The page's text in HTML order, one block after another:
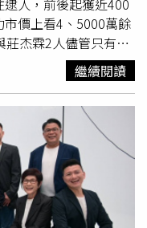
。出國工作不一定代表
外從事基層工作，只
擇之一。另有網友推
的經驗，了解台灣的
發展。討論延燒後，
板印象。許多人認
景與成長環境，有些
拓展視野、累積經
網友所言，「說不定
而已。」
人，前後起獲近400
價上看4、5000萬餘
杰霖2人儘管只有高
與其他製毒師互相交
，警方順藤摸瓜，再
製毒。為躲避警方追
挑無人偏僻的停車場
南安定區曾文溪一帶
工廠。據悉，吳、郭集
成員最高學歷僅高職與
，卻各個精通化學
定比例混合，透過酸
繼續閱讀